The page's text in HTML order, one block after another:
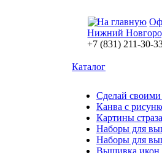
Нижний
+7 (831) 211-30-
Каталог
Сделай
Канва с
Картины
Наборы для
Наборы для
Вышивка икон